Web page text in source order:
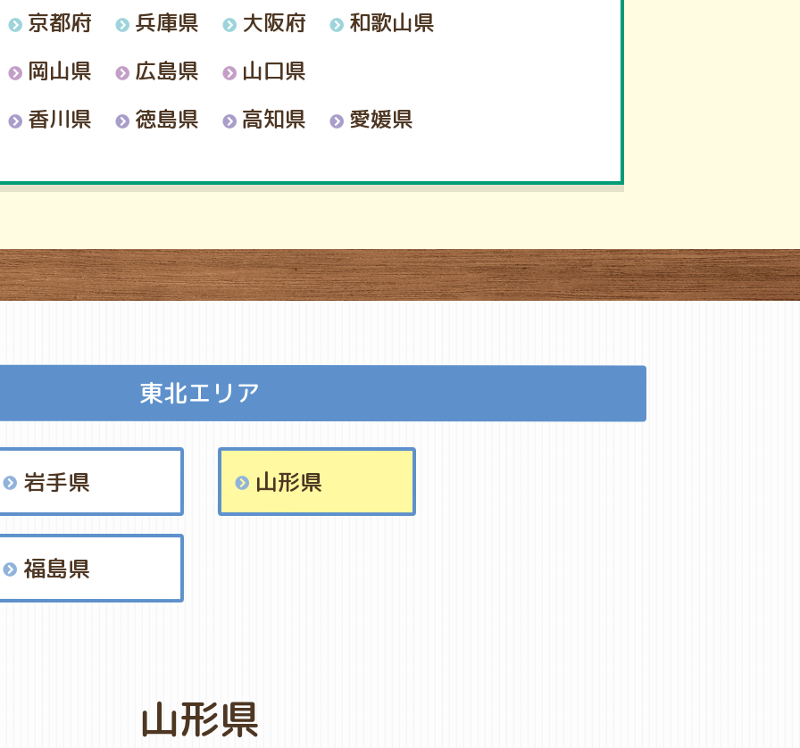
京都府
兵庫県 大阪府 和歌山県
岡山県 広島県
山口県
香川県
徳島県 高知県 愛媛県
東北エリア
岩手県 山形県
福島県
山形県